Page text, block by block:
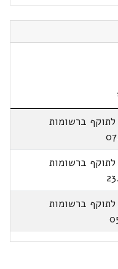
ברשומות
ברשומות
ברשומות